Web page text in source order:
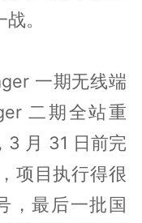
。
一期无线端
二期全站重
3 月 31 日前完
项目执行得很
，最后一批国